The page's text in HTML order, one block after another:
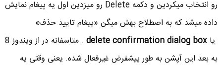
رو انتخاب میکردین و دکمه Delete رو میزدین اول یه پیغام نمایش
داده میشد که به اصطلاح بهش میگن «پیغام تایید حذف»
یا delete confirmation dialog box
. متاسفانه در از ویندوز 8
به بعد این آپشن به طور پیشفرض غیرفعال شده. یعنی وقتی یه